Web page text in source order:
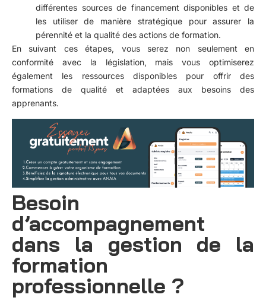
différentes sources de financement disponibles et de
les utiliser de manière stratégique pour assurer la
pérennité et la qualité des actions de formation.
En suivant ces étapes, vous serez non seulement en
conformité avec la législation, mais vous optimiserez
également les ressources disponibles pour offrir des
formations de qualité et adaptées aux besoins des
apprenants.
Besoin
d’accompagnement
dans la gestion de la
formation
professionnelle ?